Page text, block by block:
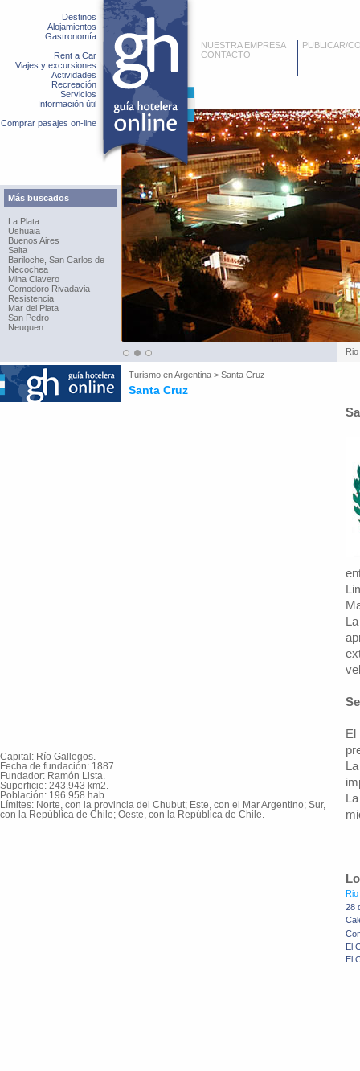
Destinos
Alojamientos
Gastronomía
Rent a Car
Viajes y excursiones
Actividades
Recreación
Servicios
Información útil
Comprar pasajes on-line
Más buscados
La Plata
Ushuaia
Buenos Aires
Salta
Bariloche, San Carlos de
Necochea
Mina Clavero
Comodoro Rivadavia
Resistencia
Mar del Plata
San Pedro
Neuquen
NUESTRA EMPRESA
CONTACTO
PUBLICAR/
Turismo enArgentina > Santa Cruz
Santa Cruz
Capital: Río Gallegos.
Fecha de fundación: 1887.
Fundador: Ramón Lista.
Superficie: 243.943 km2.
Población: 196.958 hab
Límites: Norte, con la provincia del Chubut; Este, con el Mar Argentino; Sur,
con la República de Chile; Oeste, con la República de Chile.
El
28
El
El